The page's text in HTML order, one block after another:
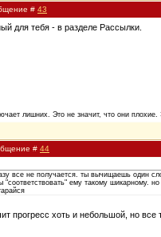
# 43
для тебя - в разделе Рассылки.
лишних. Это не значит, что они плохие.
# 44
все не получается. ты вычищаешь один
"соответствовать" ему такому
прогресс хоть и небольшой, но все